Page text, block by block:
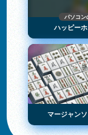
パソコン
ハッピー
マージャン